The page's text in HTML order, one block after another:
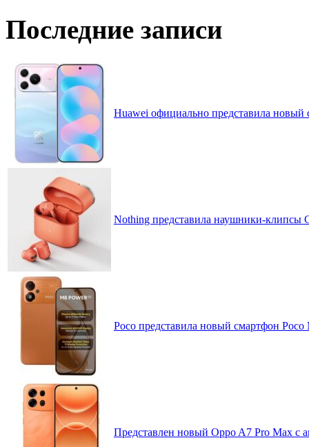
Последние записи
Huawei официально представила
Nothing представила наушники-клипсы
Poco представила новый смартфон
Представлен новый Oppo A7 Pro Max с